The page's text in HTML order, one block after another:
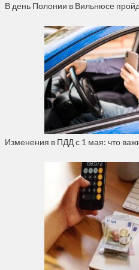
В день Полонии в Вильнюсе
Изменения в ПДД с 1 мая: что